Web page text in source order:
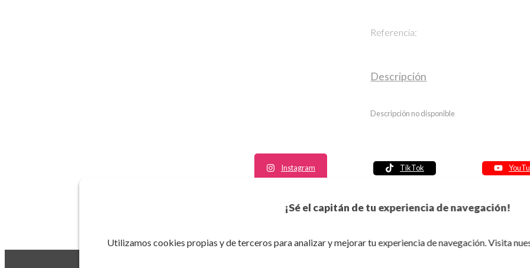
¡Sé el capitán de tu experiencia de navegación!
Utilizamos cookies propias y de terceros para analizar y mejorar tu experiencia de navegación. Visita
Referencia:
Descripción
Descripción no disponible
Instagram TikTok
Política de seguridad